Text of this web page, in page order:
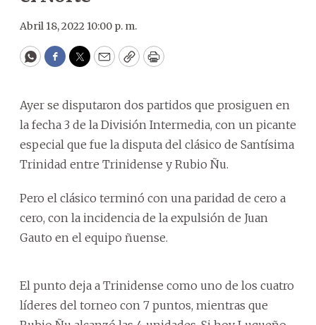
Abril 18, 2022 10:00 p. m.
WhatsApp
Facebook
Twitter
EmailCopyPrint
Ayer se disputaron dos partidos que prosiguen en
la fecha 3 de la División Intermedia, con un picante
especial que fue la disputa del clásico de Santísima
Trinidad entre Trinidense y Rubio Ñu.
Pero el clásico terminó con una paridad de cero a
cero, con la incidencia de la expulsión de Juan
Gauto en el equipo ñuense.
El punto deja a Trinidense como uno de los cuatro
líderes del torneo con 7 puntos, mientras que